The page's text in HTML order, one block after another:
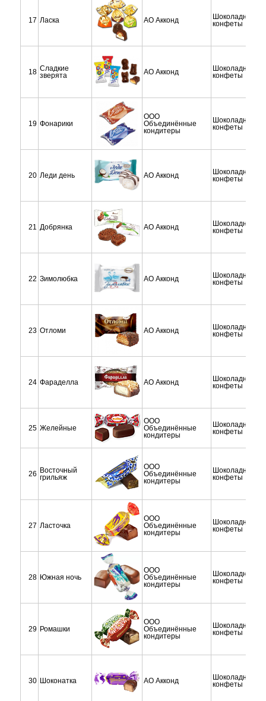
17 Ласка АО Акконд
Шоколадные
конфеты
18 Сладкие
зверята
АО Акконд
Шоколадные
конфеты
19 Фонарики
ООО
Объединённые
кондитеры
Шоколадные
конфеты
20 Леди день АО Акконд
Шоколадные
конфеты
21 Добрянка АО Акконд
Шоколадные
конфеты
22 Зимолюбка АО Акконд
Шоколадные
конфеты
23 Отломи АО Акконд
Шоколадные
конфеты
24 Фараделла АО Акконд
Шоколадные
конфеты
25 Желейные
ООО
Объединённые
кондитеры
Шоколадные
конфеты
26 Восточный
грильяж
ООО
Объединённые
кондитеры
Шоколадные
конфеты
27 Ласточка
ООО
Объединённые
кондитеры
Шоколадные
конфеты
28 Южная ночь
ООО
Объединённые
кондитеры
Шоколадные
конфеты
29 Ромашки
ООО
Объединённые
кондитеры
Шоколадные
конфеты
30 Шоконатка АО Акконд
Шоколадные
конфеты